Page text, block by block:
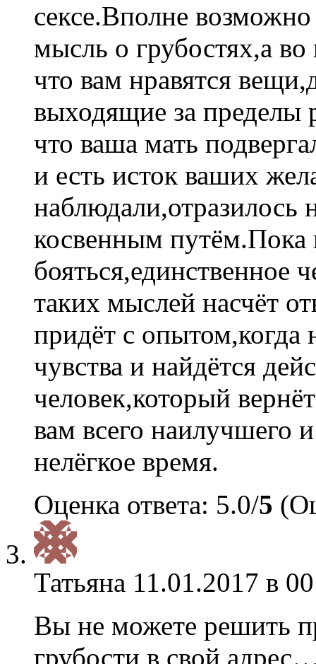
сексе.Вполне
мысль о грубостях,а во
что вам нравятся
выходящие за пределы
что ваша мать
и есть исток ваших
наблюдали,отразилось
косвенным путём.Пока
бояться,единственное
таких мыслей насчёт
придёт с опытом,когда
чувства и найдётся
человек,который
вам всего наилучшего
нелёгкое время.
Оценка ответа: 5.0/5
Татьяна 11.01.2017 в
Вы не можете решить
грубости в свой